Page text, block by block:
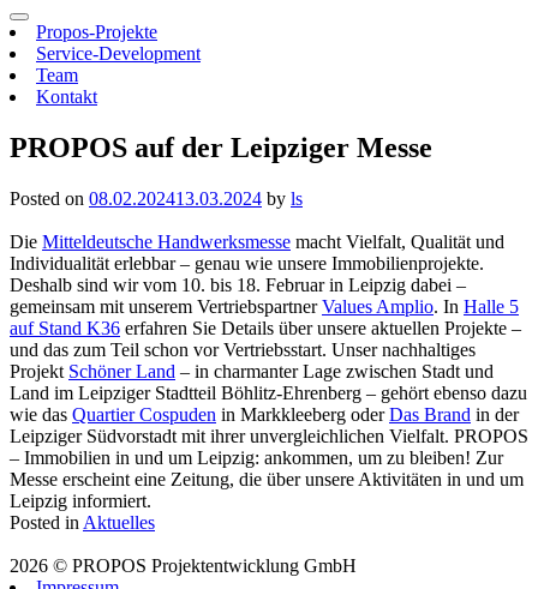
Propos-Projekte
Service-Development
Team
Kontakt
PROPOS auf der Leipziger Messe
Posted on 08.02.202413.03.2024 by ls
Die Mitteldeutsche Handwerksmesse macht Vielfalt, Qualität und
Individualität erlebbar – genau wie unsere Immobilienprojekte.
Deshalb sind wir vom 10. bis 18. Februar in Leipzig dabei –
gemeinsam mit unserem VertriebspartnerValues Amplio. In Halle 5
auf Stand K36 erfahren Sie Details über unsere aktuellen Projekte –
und das zum Teil schon vor Vertriebsstart. Unser nachhaltiges
Projekt Schöner Land – in charmanter Lage zwischen Stadt und
Land im Leipziger Stadtteil Böhlitz-Ehrenberg – gehört ebenso dazu
wie das Quartier Cospuden in Markkleeberg oderDas Brand in der
Leipziger Südvorstadt mit ihrer unvergleichlichen Vielfalt. PROPOS
– Immobilien in und um Leipzig: ankommen, um zu bleiben! Zur
Messe erscheint eine Zeitung, die über unsere Aktivitäten in und um
Leipzig informiert.
Posted in Aktuelles
2026 © PROPOS Projektentwicklung GmbH